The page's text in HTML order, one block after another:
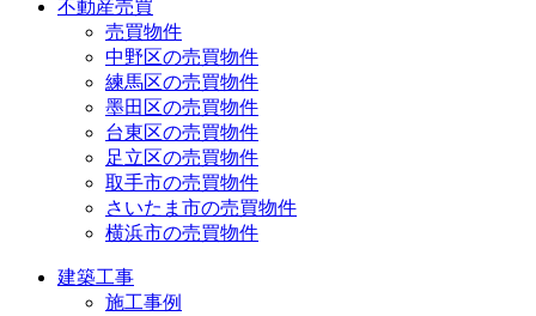
不動産売買
売買物件
中野区の売買物件
練馬区の売買物件
墨田区の売買物件
台東区の売買物件
足立区の売買物件
取手市の売買物件
さいたま市の売買物件
横浜市の売買物件
建築工事
施工事例